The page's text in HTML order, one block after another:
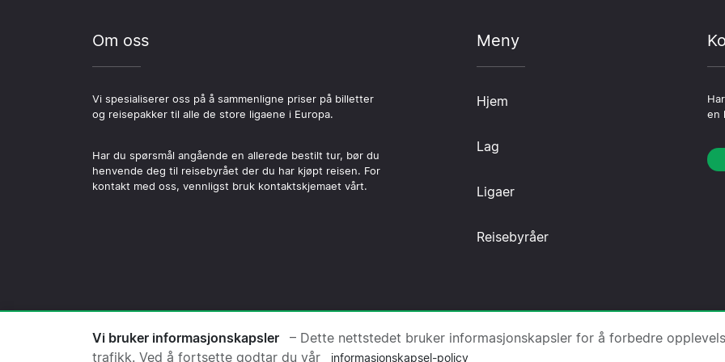
Om oss
Vi spesialiserer oss på å sammenligne priser på billetter
og reisepakker til alle de store ligaene i Europa.
Har du spørsmål angående en allerede bestilt tur, bør du
henvende deg til reisebyrået der du har kjøpt reisen. For
kontakt med oss, vennligst bruk kontaktskjemaet vårt.
Meny
Hjem
Lag
Ligaer
Reisebyråer
en
© 2026 Copyright Fotballreise.no ·Om oss ·Kontakt oss·Personvernerklæring·
Vi bruker informasjonskapsler
– Dette nettstedet bruker informasjonskapsler for å forbedre
trafikk. Ved å fortsette godtar du vår
informasjonskapsel-policy